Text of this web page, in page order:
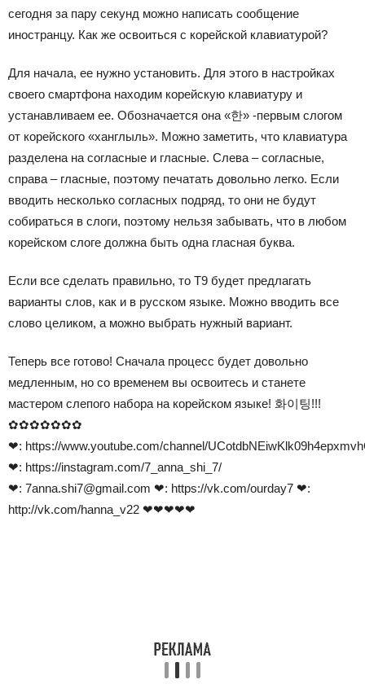
сегодня за пару секунд можно написать сообщение
иностранцу. Как же освоиться с корейской клавиатурой?
Для начала, ее нужно установить. Для этого в настройках
своего смартфона находим корейскую клавиатуру и
устанавливаем ее. Обозначается она «한» -первым слогом
от корейского «ханглыль». Можно заметить, что клавиатура
разделена на согласные и гласные. Слева – согласные,
справа – гласные, поэтому печатать довольно легко. Если
вводить несколько согласных подряд, то они не будут
собираться в слоги, поэтому нельзя забывать, что в любом
корейском слоге должна быть одна гласная буква.
Если все сделать правильно, то Т9 будет предлагать
варианты слов, как и в русском языке. Можно вводить все
слово целиком, а можно выбрать нужный вариант.
Теперь все готово! Сначала процесс будет довольно
медленным, но со временем вы освоитесь и станете
мастером слепого набора на корейском языке! 화이팅!!!
✿✿✿✿✿✿✿
❤: https://www.youtube.com/channel/
❤: https://instagram.com/7_anna_shi_7/
❤: 7anna.shi7@gmail.com ❤: https://vk.com/ourday7 ❤:
http://vk.com/hanna_v22 ❤❤❤❤❤